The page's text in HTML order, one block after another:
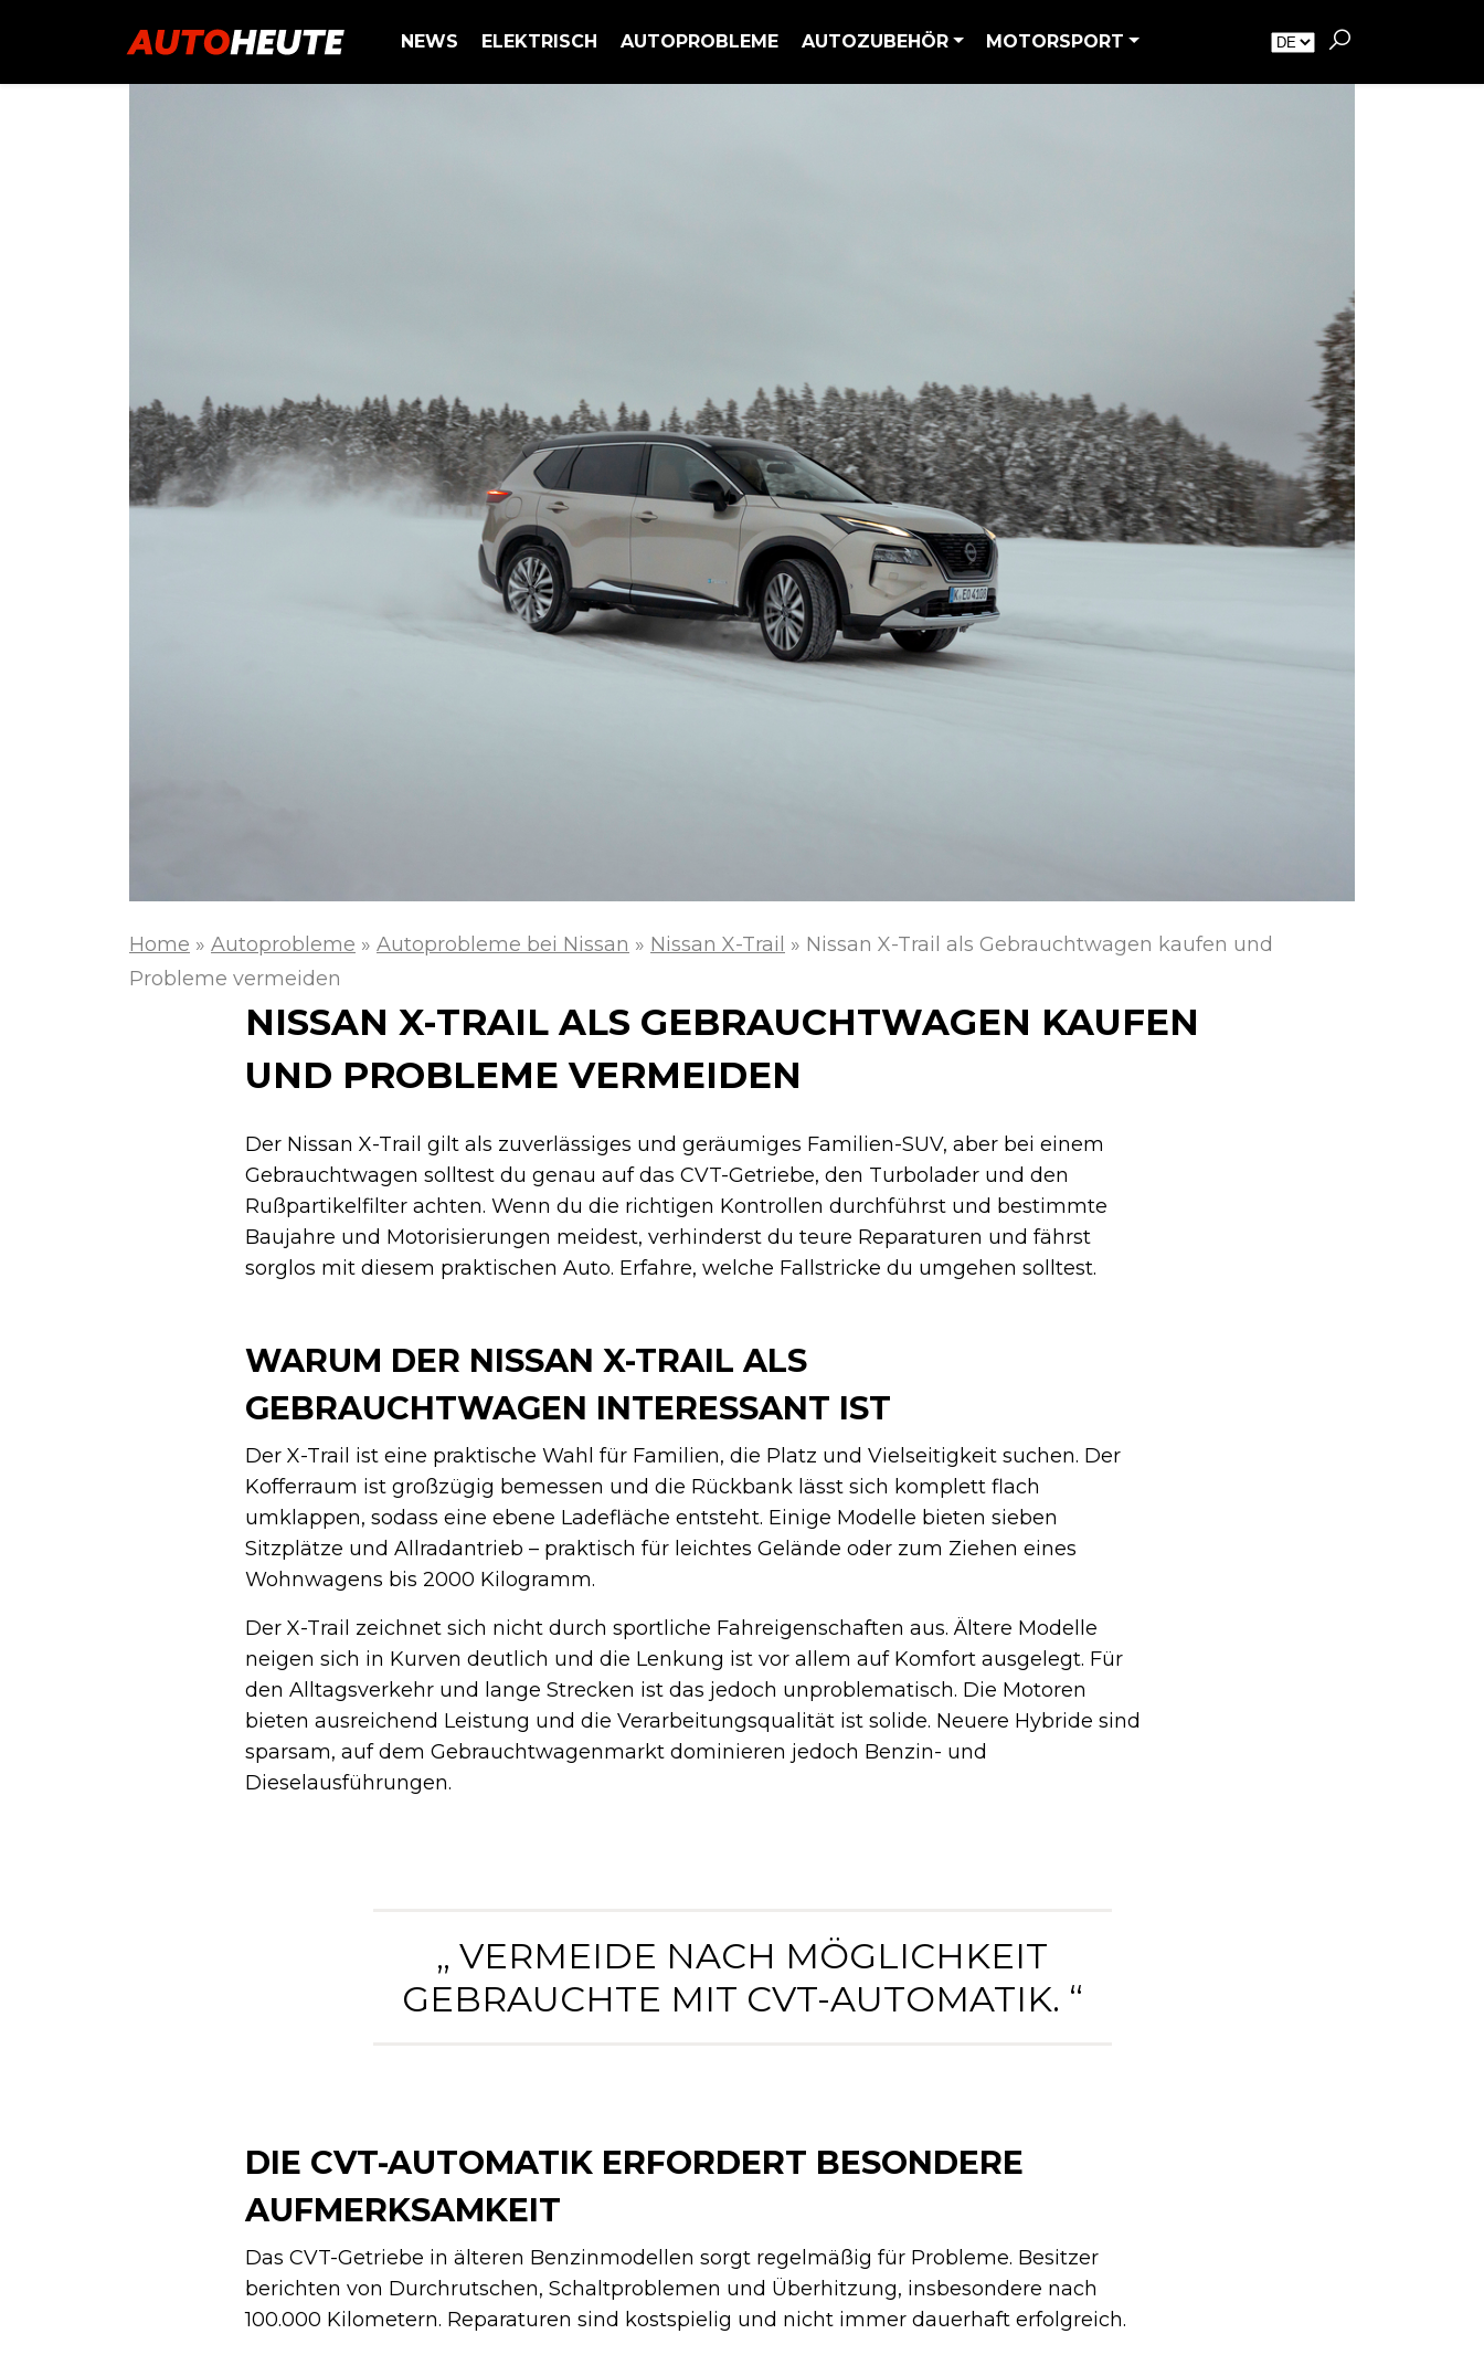
NEWS ELEKTRISCH AUTOPROBLEME AUTOZUBEHÖR MOTORSPORT
Home » Autoprobleme » Autoprobleme bei Nissan » Nissan X-Trail » Nissan X-Trail als Gebrauchtwagen kaufen und
Probleme vermeiden
NISSAN X-TRAIL ALS GEBRAUCHTWAGEN KAUFEN
UND PROBLEME VERMEIDEN
Der Nissan X-Trail gilt als zuverlässiges und geräumiges Familien-SUV, aber bei einem
Gebrauchtwagen solltest du genau auf das CVT-Getriebe, den Turbolader und den
Rußpartikelfilter achten. Wenn du die richtigen Kontrollen durchführst und bestimmte
Baujahre und Motorisierungen meidest, verhinderst du teure Reparaturen und fährst
sorglos mit diesem praktischen Auto. Erfahre, welche Fallstricke du umgehen solltest.
WARUM DER NISSAN X-TRAIL ALS
GEBRAUCHTWAGEN INTERESSANT IST
Der X-Trail ist eine praktische Wahl für Familien, die Platz und Vielseitigkeit suchen. Der
Kofferraum ist großzügig bemessen und die Rückbank lässt sich komplett flach
umklappen, sodass eine ebene Ladefläche entsteht. Einige Modelle bieten sieben
Sitzplätze und Allradantrieb – praktisch für leichtes Gelände oder zum Ziehen eines
Wohnwagens bis 2000 Kilogramm.
Der X-Trail zeichnet sich nicht durch sportliche Fahreigenschaften aus. Ältere Modelle
neigen sich in Kurven deutlich und die Lenkung ist vor allem auf Komfort ausgelegt. Für
den Alltagsverkehr und lange Strecken ist das jedoch unproblematisch. Die Motoren
bieten ausreichend Leistung und die Verarbeitungsqualität ist solide. Neuere Hybride sind
sparsam, auf dem Gebrauchtwagenmarkt dominieren jedoch Benzin- und
Dieselausführungen.
„ VERMEIDE NACH MÖGLICHKEIT
GEBRAUCHTE MIT CVT-AUTOMATIK. “
DIE CVT-AUTOMATIK ERFORDERT BESONDERE
AUFMERKSAMKEIT
Das CVT-Getriebe in älteren Benzinmodellen sorgt regelmäßig für Probleme. Besitzer
berichten von Durchrutschen, Schaltproblemen und Überhitzung, insbesondere nach
100.000 Kilometern. Reparaturen sind kostspielig und nicht immer dauerhaft erfolgreich.